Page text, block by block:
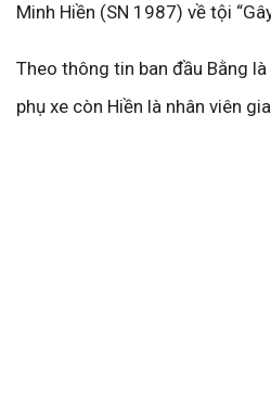
Minh Hiền (SN 1987) về tội
Theo thông tin ban đầu Bằng
phụ xe còn Hiền là nhân viên